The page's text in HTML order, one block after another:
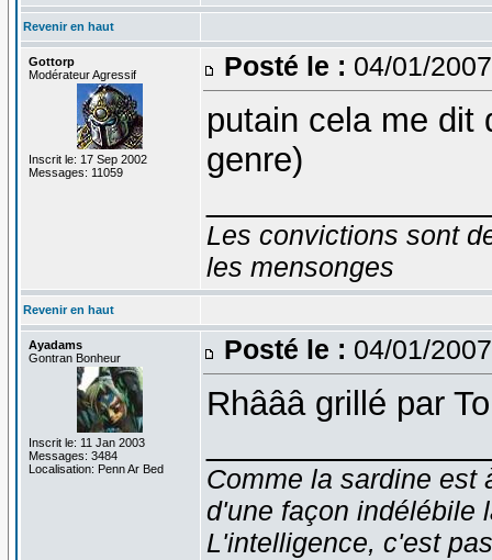
Revenir en haut
Gottorp
Modérateur Agressif
Inscrit le: 17 Sep 2002
Messages: 11059
Posté le : 04/01/
putain cela me dit
genre)
Les convictions sont
les mensonges
Revenir en haut
Ayadams
Gontran Bonheur
Inscrit le: 11 Jan 2003
Messages: 3484
Localisation: Penn Ar Bed
Posté le : 04/01/
Rhâââ grillé par
Comme la sardine est
d'une façon indélébile
L'intelligence, c'est